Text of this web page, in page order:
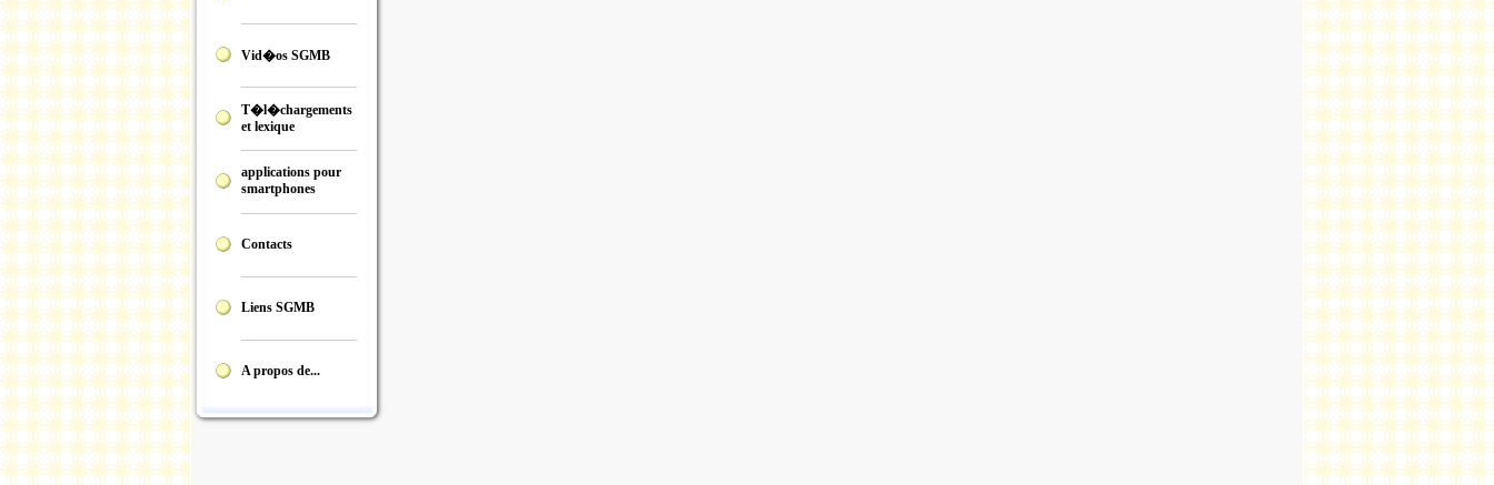
Vid�os SGMB
T�l�chargements
et lexique
applications pour
smartphones
Contacts
Liens SGMB
A propos de...